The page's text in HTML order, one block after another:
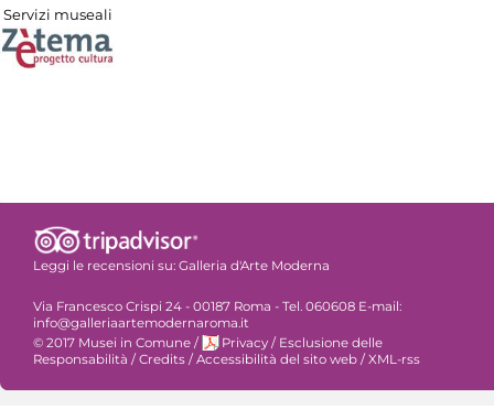
Servizi museali
Leggi le recensioni su: Galleria d'Arte Moderna
Via Francesco Crispi 24 - 00187 Roma - Tel. 060608 E-mail:
info@galleriaartemodernaroma.it
© 2017 Musei in Comune / Privacy / Esclusione delle
Responsabilità / Credits / Accessibilità del sito web / XML-rss